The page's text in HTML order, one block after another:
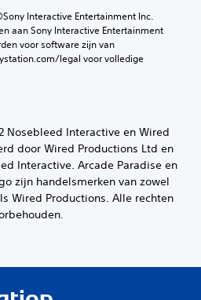
Interactive Entertainment Inc.
aan Sony Interactive Entertainment
voor software zijn van
legal voor volledige
Nosebleed Interactive en Wired
door Wired Productions Ltd en
Interactive. Arcade Paradise en
zijn handelsmerken van zowel
Wired Productions. Alle rechten